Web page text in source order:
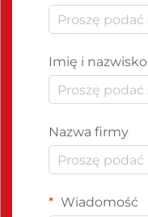
Imię i nazwisko
Nazwa firmy
Wiadomość